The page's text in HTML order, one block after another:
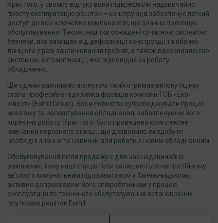
Крім того, у своєму відгуку вони підкреслили надзвичайно
просту експлуатацію решіток – конструкція забезпечує легкий
доступ до всіх ключових компонентів, що значно полегшує
обслуговування. Також решітки оснащені сучасною системою
безпеки, яка захищає від деформації конструкції та обриву
ланцюга у разі заклинювання гребків, а також вдосконаленою
системою автоматизації, яка відповідає за роботу
обладнання.
Ще одним важливим аспектом, який отримав високу оцінку,
стала професійна підтримка фахівців компанії ТОВ «Еко-
Інвест» (Esmil Group). Вони повністю супроводжували процес
монтажу та налаштування обладнання, забезпечуючи його
коректну роботу. Крім того, було проведено комплексне
навчання персоналу станції, що дозволило їм здобути
необхідні знання та навички для роботи з новим обладнанням.
Обслуговування після продажу є для нас надзвичайно
важливим, тому наші спеціалісти залишаються на постійному
зв’язку з комунальним підприємством у Хмельницькому,
активно допомагаючи його співробітникам у процесі
експлуатації та технічного обслуговування встановлених
пруткових решіток Esmil.